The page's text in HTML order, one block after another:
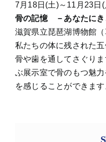
7月18日(土)～11月23日(
骨の記憶 －あなたにき
滋賀県立琵琶湖博物館（
私たちの体に残された
骨や歯を通してさぐり
ぶ展示室で骨のもつ魅
を感じることができます